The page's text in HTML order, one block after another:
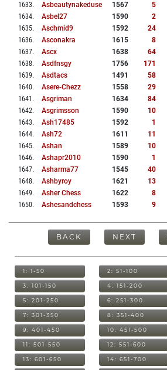
1633. Asbeautynakeduse 1567 5
1634. Asbel27 1590 2
1635. Aschmid9 1592 24
1636. Asconakra 1615 8
1637. Ascx 1638 64
1638. Asdfnsgy 1756 171
1639. Asdtacs 1491 58
1640. Asere-Chezz 1558 29
1641 . Asgriman 1634 84
1642. Asgrimsson 1590 10
1643. Ash17485 1592 1
1644. Ash72 1611 11
1645. Ashan 1589 10
1646. Ashapr2010 1590 1
1647. Asharma77 1545 40
1648. Ashbyroy 1621 13
1649. Asher Chess 1622 8
1650. Ashesandchess 1593 9
BACK NEXT
1: 1-50 2: 51-100
3: 101-150 4: 151-200
5: 201-250 6: 251-300
7: 301-350 8: 351-400
9: 401-450 10: 451-500
11: 501-550 12: 551-600
13: 601-650 14: 651-700